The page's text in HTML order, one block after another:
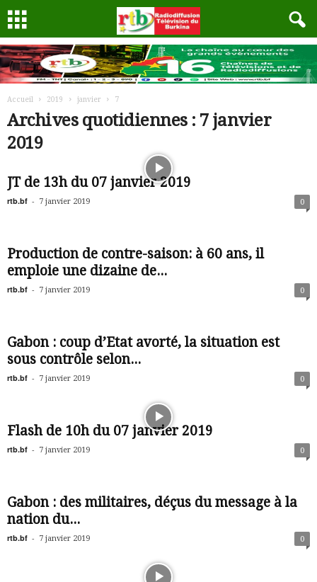
Accueil 2019 janvier 7
Archives quotidiennes : 7 janvier
2019
JT de 13h du 07 janvier 2019
rtb.bf - 7 janvier 2019 0
Production de contre-saison: à 60 ans, il
emploie une dizaine de...
rtb.bf - 7 janvier 2019 0
Gabon : coup d’Etat avorté, la situation est
sous contrôle selon...
rtb.bf - 7 janvier 2019 0
Flash de 10h du 07 janvier 2019
rtb.bf - 7 janvier 2019 0
Gabon : des militaires, déçus du message à la
nation du...
rtb.bf - 7 janvier 2019 0